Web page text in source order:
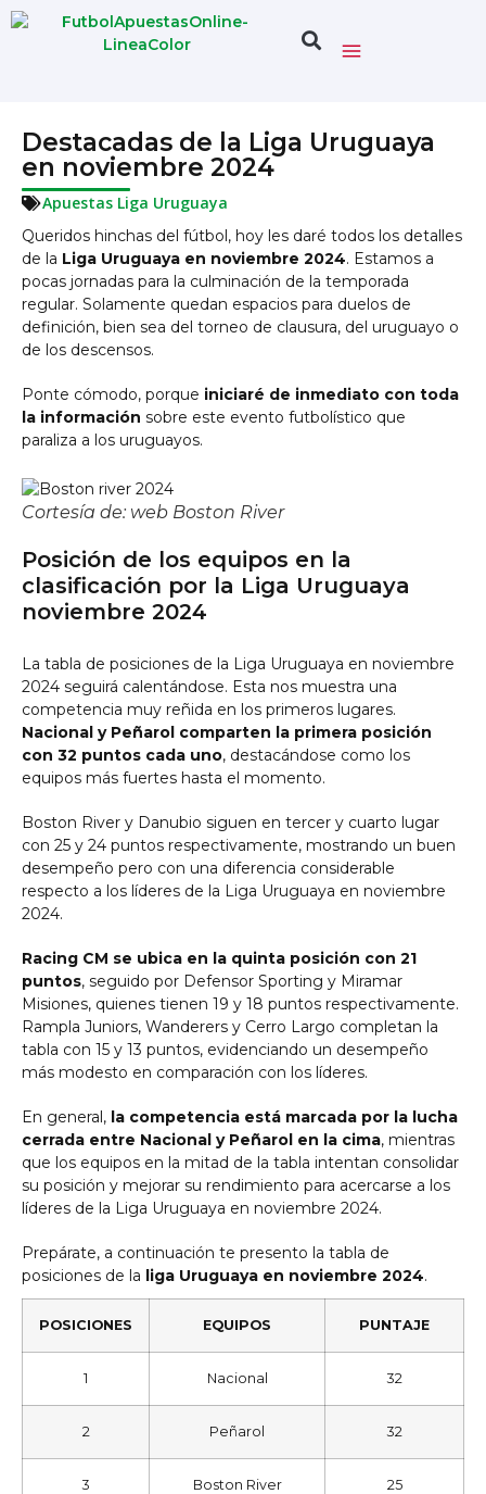
Destacadas de la Liga Uruguaya
en noviembre 2024
Apuestas Liga Uruguaya
Queridos hinchas del fútbol, hoy les daré todos los detalles
de la Liga Uruguaya en noviembre 2024. Estamos a
pocas jornadas para la culminación de la temporada
regular. Solamente quedan espacios para duelos de
definición, bien sea del torneo de clausura, del uruguayo o
de los descensos.
Ponte cómodo, porque iniciaré de inmediato con toda
la información sobre este evento futbolístico que
paraliza a los uruguayos.
Cortesía de: web Boston River
Posición de los equipos en la
clasificación por la Liga Uruguaya
noviembre 2024
La tabla de posiciones de la Liga Uruguaya en noviembre
2024 seguirá calentándose. Esta nos muestra una
competencia muy reñida en los primeros lugares.
Nacional y Peñarol comparten la primera posición
con 32 puntos cada uno, destacándose como los
equipos más fuertes hasta el momento.
Boston River y Danubio siguen en tercer y cuarto lugar
con 25 y 24 puntos respectivamente, mostrando un buen
desempeño pero con una diferencia considerable
respecto a los líderes de la Liga Uruguaya en noviembre
2024.
Racing CM se ubica en la quinta posición con 21
puntos, seguido por Defensor Sporting y Miramar
Misiones, quienes tienen 19 y 18 puntos respectivamente.
Rampla Juniors, Wanderers y Cerro Largo completan la
tabla con 15 y 13 puntos, evidenciando un desempeño
más modesto en comparación con los líderes.
En general, la competencia está marcada por la lucha
cerrada entre Nacional y Peñarol en la cima, mientras
que los equipos en la mitad de la tabla intentan consolidar
su posición y mejorar su rendimiento para acercarse a los
líderes de la Liga Uruguaya en noviembre 2024.
Prepárate, a continuación te presento la tabla de
posiciones de la liga Uruguaya en noviembre 2024.
POSICIONES EQUIPOS PUNTAJE
1 Nacional 32
2 Peñarol 32
3 Boston River 25